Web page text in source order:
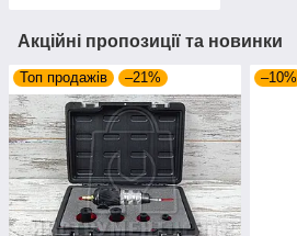
Акційні пропозиції та новинки
Топ продажів –21% –10%